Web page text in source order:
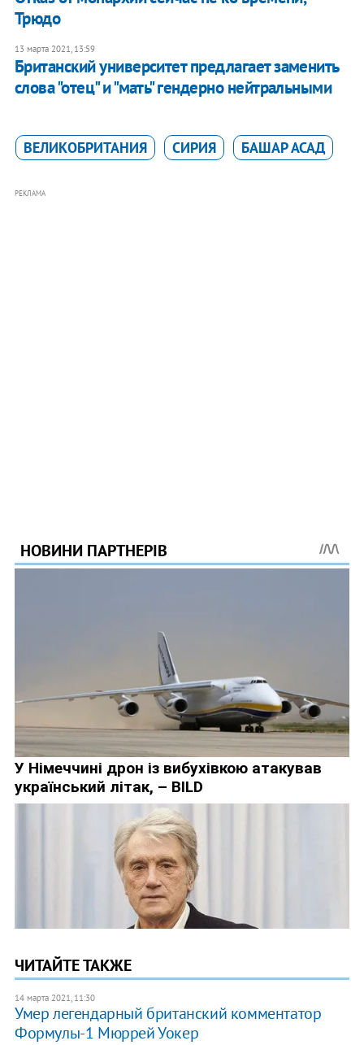
Трюдо
13 марта 2021, 13:59
Британский университет предлагает заменить
слова "отец" и "мать" гендерно нейтральными
ВЕЛИКОБРИТАНИЯ СИРИЯ БАШАР АСАД
РЕКЛАМА
ЧИТАЙТЕ ТАКЖЕ
14 марта 2021, 11:30
Умер легендарный британский комментатор
Формулы-1 Мюррей Уокер